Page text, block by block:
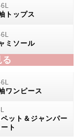
トップス
ミソール
ワンピース
ット＆ジャンパー
ト